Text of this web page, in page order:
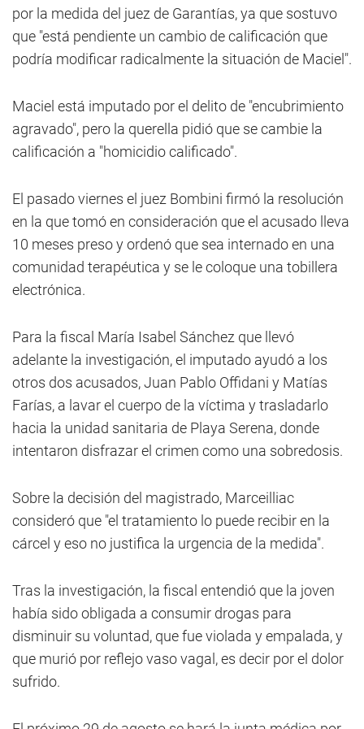
por la medida del juez de Garantías, ya que sostuvo
que "está pendiente un cambio de calificación que
podría modificar radicalmente la situación de Maciel".
Maciel está imputado por el delito de "encubrimiento
agravado", pero la querella pidió que se cambie la
calificación a "homicidio calificado".
El pasado viernes el juez Bombini firmó la resolución
en la que tomó en consideración que el acusado lleva
10 meses preso y ordenó que sea internado en una
comunidad terapéutica y se le coloque una tobillera
electrónica.
Para la fiscal María Isabel Sánchez que llevó
adelante la investigación, el imputado ayudó a los
otros dos acusados, Juan Pablo Offidani y Matías
Farías, a lavar el cuerpo de la víctima y trasladarlo
hacia la unidad sanitaria de Playa Serena, donde
intentaron disfrazar el crimen como una sobredosis.
Sobre la decisión del magistrado, Marceilliac
consideró que "el tratamiento lo puede recibir en la
cárcel y eso no justifica la urgencia de la medida".
Tras la investigación, la fiscal entendió que la joven
había sido obligada a consumir drogas para
disminuir su voluntad, que fue violada y empalada, y
que murió por reflejo vaso vagal, es decir por el dolor
sufrido.